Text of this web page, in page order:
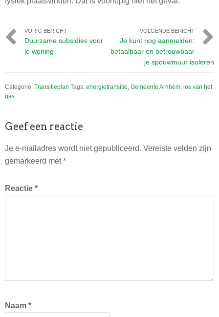
VORIG BERICHT
Duurzame subsidies voor
je woning
VOLGENDE BERICHT
Je kunt nog aanmelden:
betaalbaar en betrouwbaar
je spouwmuur isoleren
Categorie: Transitieplan Tags: energietransitie Gemeente Arnhem los van het
gas
Lees
Interacties
Geef een reactie
Je e-mailadres wordt niet gepubliceerd. Vereiste velden zijn
gemarkeerd met*
Reactie *
Naam *